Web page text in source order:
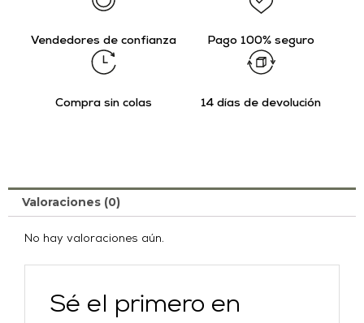
Vendedores de confianza Pago 100% seguro
Compra sin colas 14 días de devolución
Valoraciones (0)
No hay valoraciones aún.
Sé el primero en